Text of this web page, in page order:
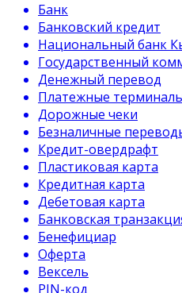
Банк
Банковский кредит
Национальный банк
Государственный
Денежный перевод
Платежные
Дорожные чеки
Безналичные
Кредит-овердрафт
Пластиковая карта
Кредитная карта
Дебетовая карта
Банковская
Бенефициар
Оферта
Вексель
PIN-код